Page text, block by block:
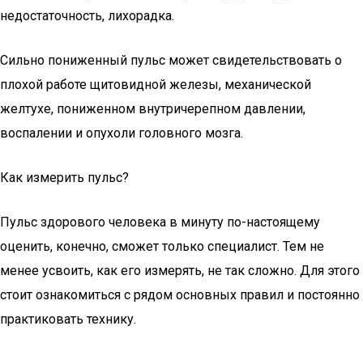
недостаточность, лихорадка.
Сильно пониженный пульс может свидетельствовать о
плохой работе щитовидной железы, механической
желтухе, пониженном внутричерепном давлении,
воспалении и опухоли головного мозга.
Как измерить пульс?
Пульс здорового человека в минуту по-настоящему
оценить, конечно, сможет только специалист. Тем не
менее усвоить, как его измерять, не так сложно. Для этого
стоит ознакомиться с рядом основных правил и постоянно
практиковать технику.